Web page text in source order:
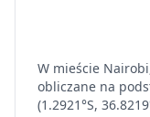
W mieście
obliczane na
(1.2921°S,